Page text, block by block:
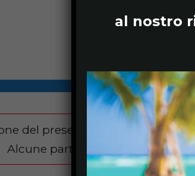
del presente modulo si
Alcune parti sullo schermo
al nostro